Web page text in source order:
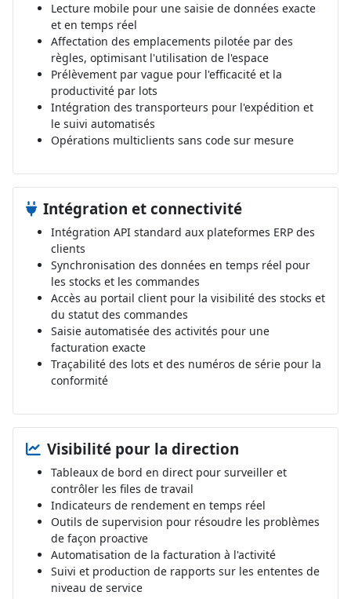
Lecture mobile pour une saisie de données exacte
et en temps réel
Affectation des emplacements pilotée par des
règles, optimisant l'utilisation de l'espace
Prélèvement par vague pour l'efficacité et la
productivité par lots
Intégration des transporteurs pour l'expédition et
le suivi automatisés
Opérations multiclients sans code sur mesure
Intégration et connectivité
Intégration API standard aux plateformes ERP des
clients
Synchronisation des données en temps réel pour
les stocks et les commandes
Accès au portail client pour la visibilité des stocks et
du statut des commandes
Saisie automatisée des activités pour une
facturation exacte
Traçabilité des lots et des numéros de série pour la
conformité
Visibilité pour la direction
Tableaux de bord en direct pour surveiller et
contrôler les files de travail
Indicateurs de rendement en temps réel
Outils de supervision pour résoudre les problèmes
de façon proactive
Automatisation de la facturation à l'activité
Suivi et production de rapports sur les ententes de
niveau de service